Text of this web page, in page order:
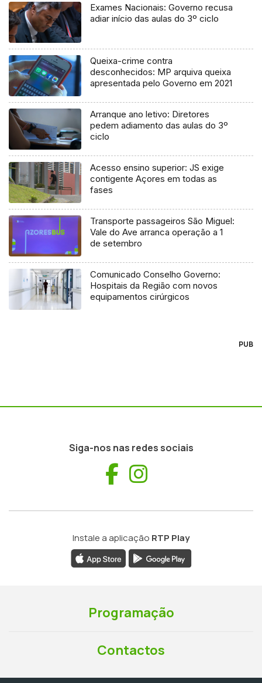
Exames Nacionais: Governo recusa
adiar início das aulas do 3º ciclo
Queixa-crime contra
desconhecidos: MP arquiva queixa
apresentada pelo Governo em 2021
Arranque ano letivo: Diretores
pedem adiamento das aulas do 3º
ciclo
Acesso ensino superior: JS exige
contigente Açores em todas as
fases
Transporte passageiros São Miguel:
Vale do Ave arranca operação a 1
de setembro
Comunicado Conselho Governo:
Hospitais da Região com novos
equipamentos cirúrgicos
PUB
Siga-nos nas redes sociais
Facebook
Instale a aplicação RTP Play
Programação
Contactos